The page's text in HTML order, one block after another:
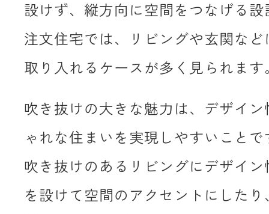
設けず、縦方向に空間をつなげる
注文住宅では、リビングや玄関な
取り入れるケースが多く見られます
吹き抜けの大きな魅力は、デザイ
ゃれな住まいを実現しやすいこと
吹き抜けのあるリビングにデザイ
を設けて空間のアクセントにした